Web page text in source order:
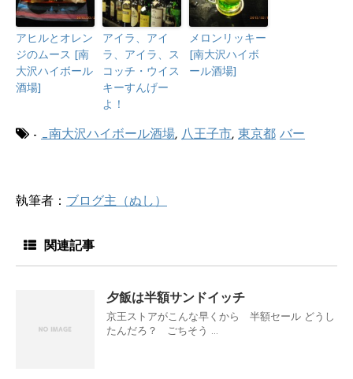
アヒルとオレン
ジのムース [南
大沢ハイボール
酒場]
アイラ、アイ
ラ、アイラ、ス
コッチ・ウイス
キーすんげー
よ！
メロンリッキー
[南大沢ハイボ
ール酒場]
- _南大沢ハイボール酒場, 八王子市, 東京都 バー
執筆者： ブログ主（ぬし）
関連記事
夕飯は半額サンドイッチ
京王ストアがこんな早くから 半額セール どうし
たんだろ？ ごちそう ...